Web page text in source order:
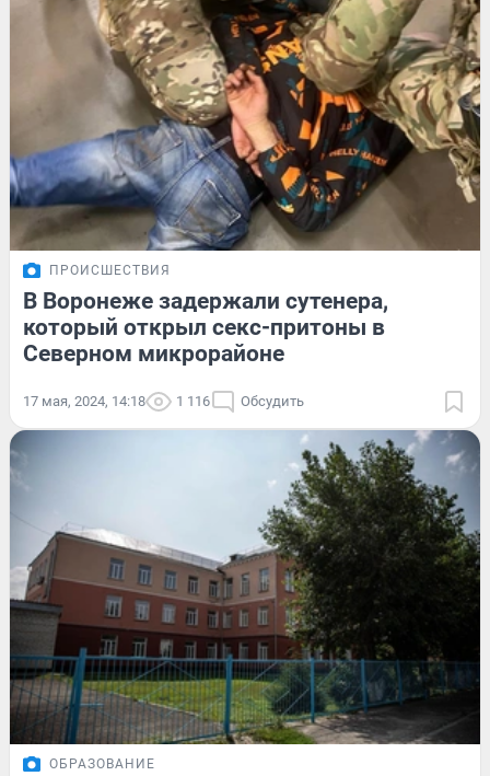
ПРОИСШЕСТВИЯ
В Воронеже задержали сутенера,
который открыл секс-притоны в
Северном микрорайоне
17 мая, 2024, 14:18 1 116 Обсудить
ОБРАЗОВАНИЕ